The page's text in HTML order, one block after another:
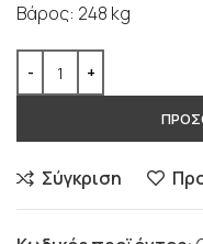
Βάρος: 248 kg
Σύγκριση